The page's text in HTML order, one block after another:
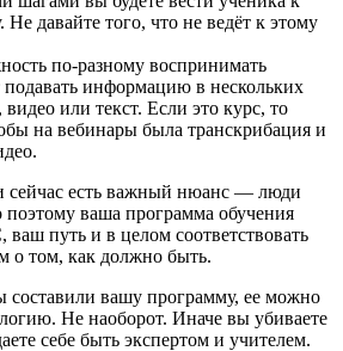
Не давайте того, что не ведёт к этому
по-разному воспринимать
информацию в нескольких
или текст. Если это курс, то
на вебинары была транскрибация и
сейчас есть важный нюанс — люди
ваша программа обучения
путь и в целом соответствовать
о том, как должно быть.
составили вашу программу, ее можно
Не наоборот. Иначе вы убиваете
себе быть экспертом и учителем.